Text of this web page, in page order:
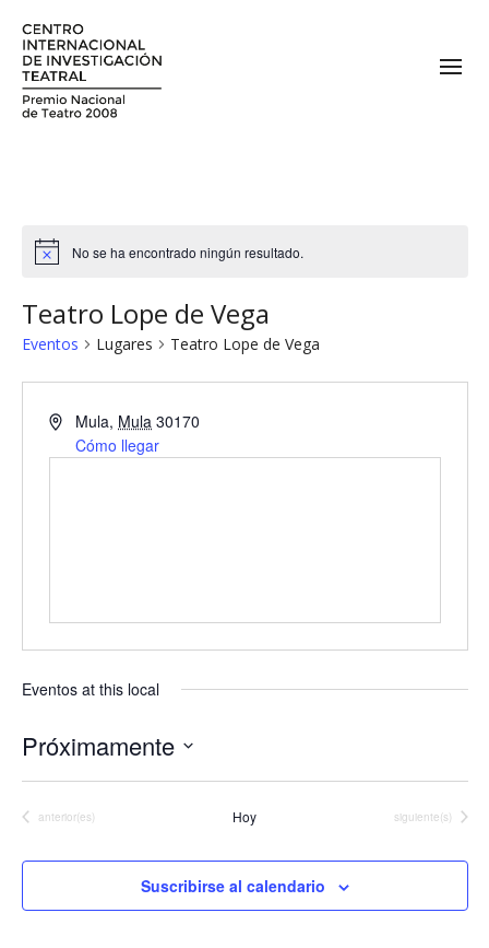
No se ha encontrado ningún resultado.
Teatro Lope de Vega
Eventos Lugares Teatro Lope de Vega
Mula, Mula 30170
Cómo llegar
Eventos at this local
Próximamente
Eventos
anterior(es) Hoy Eventos
siguiente(s)
Suscribirse al calendario